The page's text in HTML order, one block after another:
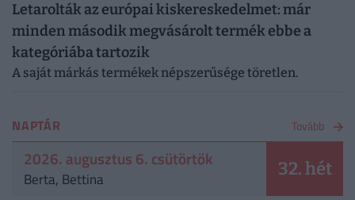
Letarolták az európai kiskereskedelmet: már
minden második megvásárolt termék ebbe a
kategóriába tartozik
A saját márkás termékek népszerűsége töretlen.
NAPTÁR Tovább
2026. augusztus 6. csütörtök
Berta, Bettina 32. hét